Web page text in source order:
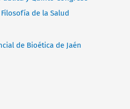
de la Salud
de Bioética de Jaén